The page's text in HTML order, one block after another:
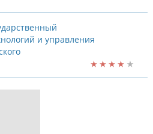
конфликты с ними сама в
и управления